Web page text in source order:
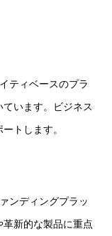
ティベースのプラ
います。ビジネス
トします。
ンディングプラッ
革新的な製品に重点